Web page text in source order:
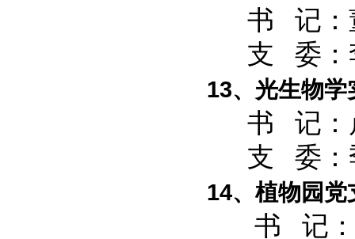
书 记：
支 委：
13、光生物
书 记：
支 委：
14、植物园党
书 记：